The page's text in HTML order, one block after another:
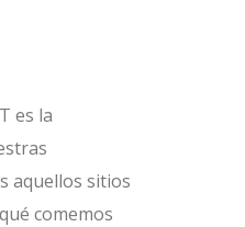
es la
aquellos sitios
comemos